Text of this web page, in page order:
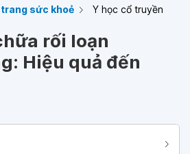
sức khoẻ Y học cổ truyền
rối loạn
Hiệu quả đến